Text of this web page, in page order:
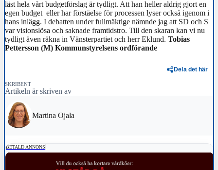
läst hela vårt budgetförslag är tydligt. Att han heller aldrig gjort en
egen budget eller har förståelse för processen lyser också igenom i
hans inlägg. I debatten under fullmäktige nämnde jag att SD och S
var visionslösa och saknade framtidstro. Till den skaran kan vi nu
tydligt även räkna in Vänsterpartiet och herr Eklund. Tobias
Pettersson (M) Kommunstyrelsens ordförande
Dela det här
SKRIBENT
Artikeln är skriven av
Martina Ojala
BETALD ANNONS